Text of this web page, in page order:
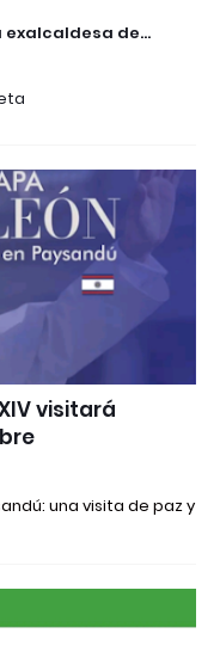
exalcaldesa de
XIV visitará
una visita de paz y